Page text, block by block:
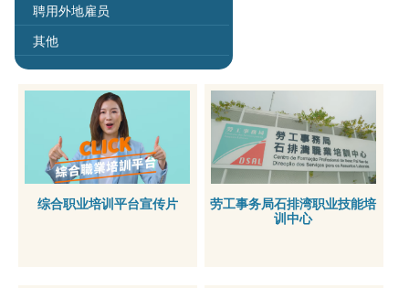
聘用外地雇员
其他
综合职业培训平台宣传片
劳工事务局石排湾职业技能培
训中心